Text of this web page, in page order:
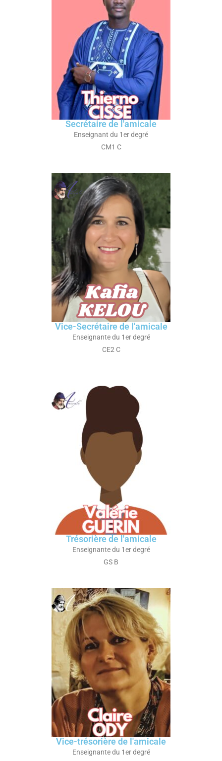
Secrétaire de l'amicale
Enseignant du 1er degré
CM1 C
Vice-Secrétaire de l'amicale
Enseignante du 1er degré
CE2 C
Trésorière de l'amicale
Enseignante du 1er degré
GS B
Vice-trésorière de l'amicale
Enseignante du 1er degré